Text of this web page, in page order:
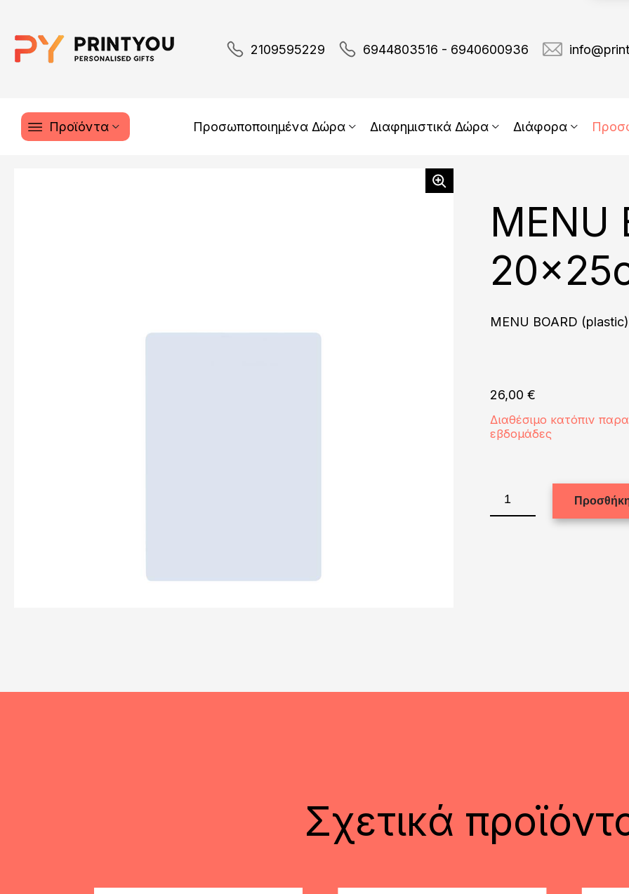
2109595229 6944803516 - 6940600936
Προϊόντα Προσωποποιημένα Δώρα Διαφημιστικά Δώρα Διάφορα
MENU
MENU BOARD
26,00€
Διαθέσιμο κατόπιν
εβδομάδες
BOARD
(plastic)
Σχετικά